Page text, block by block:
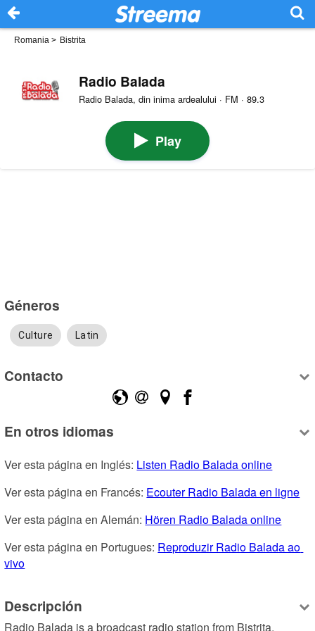
Romania > Bistrita
Radio Balada
Radio Balada, din inima ardealului · FM · 89.3
Play
Géneros
Culture Latin
Contacto
En otros idiomas
Ver esta página en Inglés: Listen Radio Balada online
Ver esta página en Francés: Ecouter Radio Balada en ligne
Ver esta página en Alemán: Hören Radio Balada online
Ver esta página en Portugues: Reproduzir Radio Balada ao
vivo
Descripción
Radio Balada is a broadcast radio station from Bistrita,